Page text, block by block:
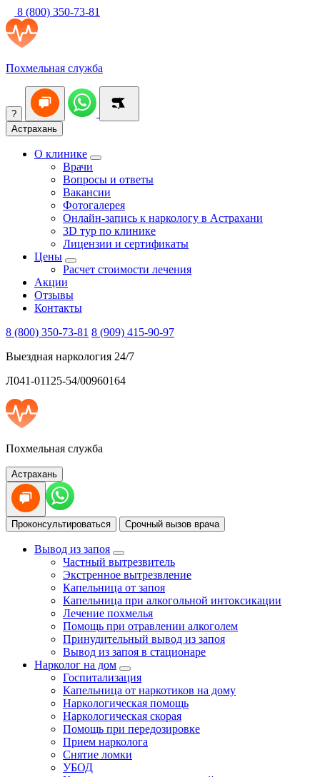
8 (800) 350-73-81
Похмельная служба
?
Астрахань
О клинике
Врачи
Вопросы и ответы
Вакансии
Фотогалерея
Онлайн-запись к наркологу в Астрахани
3D тур по клинике
Лицензии и сертификаты
Цены
Расчет стоимости лечения
Акции
Отзывы
Контакты
8 (800) 350-73-81 8 (909) 415-90-97
Выездная наркология 24/7
Л041-01125-54/00960164
Похмельная служба
Астрахань
Проконсультироваться Срочный вызов врача
Вывод из запоя
Частный вытрезвитель
Экстренное вытрезвление
Капельница от запоя
Капельница при алкогольной интоксикации
Лечение похмелья
Помощь при отравлении алкоголем
Принудительный вывод из запоя
Вывод из запоя в стационаре
Нарколог на дом
Госпитализация
Капельница от наркотиков на дому
Наркологическая помощь
Наркологическая скорая
Помощь при передозировке
Прием нарколога
Снятие ломки
УБОД